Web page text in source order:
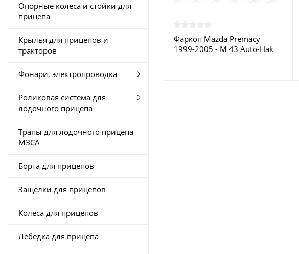
Опорные колеса и стойки для
прицепа
Крылья для прицепов и
тракторов
Фонари, электропроводка
Роликовая система для
лодочного прицепа
Трапы для лодочного прицепа
МЗСА
Борта для прицепов
Защелки для прицепов
Колеса для прицепов
Лебедка для прицепа
Фаркоп Mazda Premacy
1999-2005 - M 43 Auto-Hak